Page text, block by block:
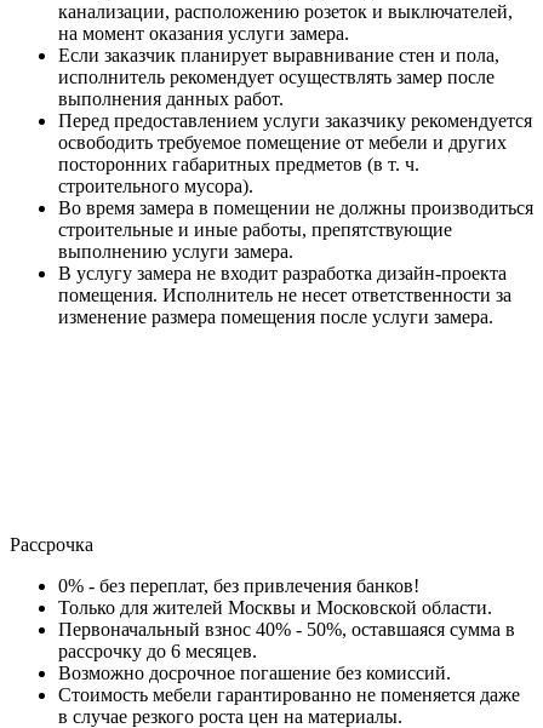
канализации, расположению розеток и выключателей,
на момент оказания услуги замера.
Если заказчик планирует выравнивание стен и пола,
исполнитель рекомендует осуществлять замер после
выполнения данных работ.
Перед предоставлением услуги заказчику рекомендуется
освободить требуемое помещение от мебели и других
посторонних габаритных предметов (в т. ч.
строительного мусора).
Во время замера в помещении не должны производиться
строительные и иные работы, препятствующие
выполнению услуги замера.
В услугу замера не входит разработка дизайн-проекта
помещения. Исполнитель не несет ответственности за
изменение размера помещения после услуги замера.
Рассрочка
0% - без переплат, без привлечения банков!
Только для жителей Москвы и Московской области.
Первоначальный взнос 40% - 50%, оставшаяся сумма в
рассрочку до 6 месяцев.
Возможно досрочное погашение без комиссий.
Стоимость мебели гарантированно не поменяется даже
в случае резкого роста цен на материалы.